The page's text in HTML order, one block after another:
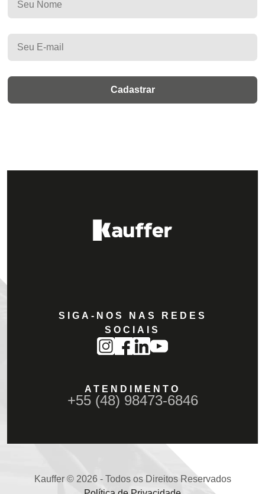
SIGA-NOS NAS REDES
SOCIAIS
ATENDIMENTO
+55 (48) 98473-6846
Kauffer © 2026 - Todos os Direitos Reservados